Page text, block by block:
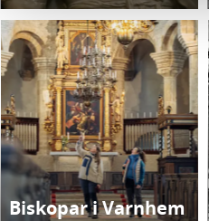
Biskopar i Varnhem